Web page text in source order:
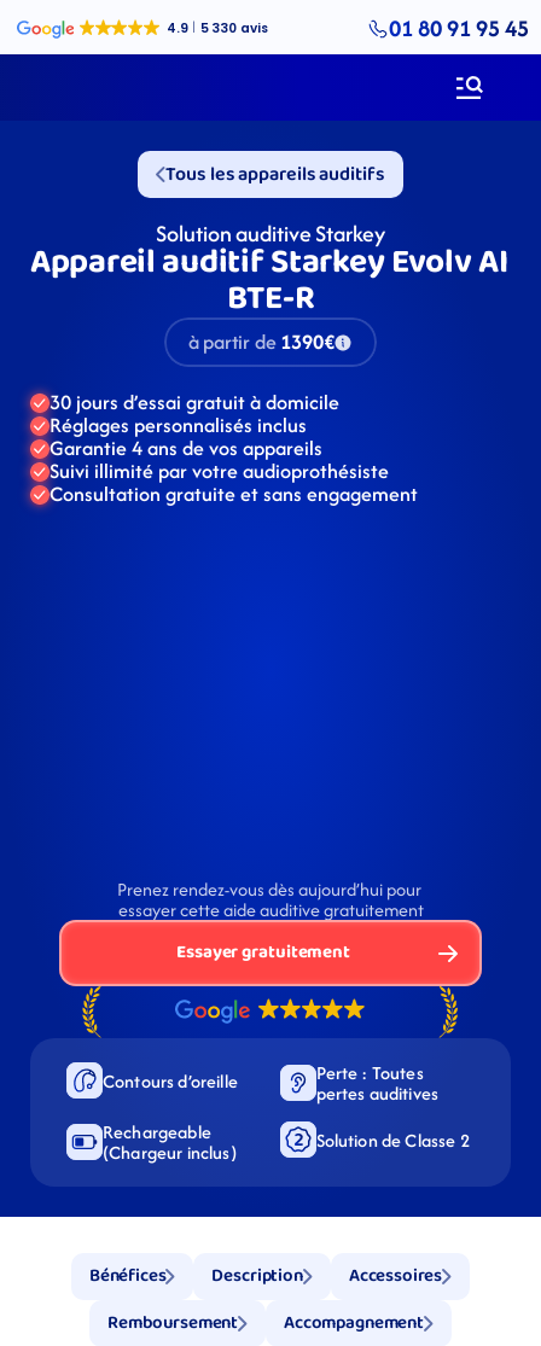
01 80 91 95 45
Tous les appareils auditifs
Solution auditive Starkey
Appareil auditif Starkey Evolv AI
BTE-R
à partir de1390€
30 jours d’essai gratuit à domicile
Réglages personnalisés inclus
Garantie 4 ans de vos appareils
Suivi illimité par votre audioprothésiste
Consultation gratuite et sans engagement
Prenez rendez-vous dès aujourd’hui pour
essayer cette aide auditive gratuitement
Essayer gratuitement
Contours d’oreille
Perte : Toutes
pertes auditives
Rechargeable
(Chargeur inclus)
Solution de Classe 2
Bénéfices Description
Accessoires
Remboursement
Accompagnement